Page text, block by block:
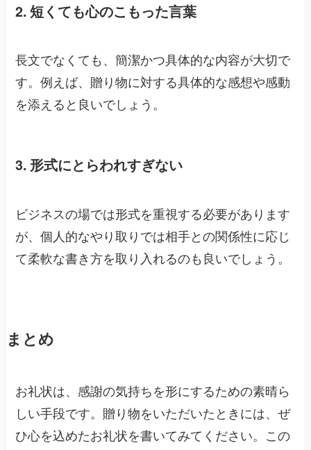
2. 短くても心のこもった言葉
長文でなくても、簡潔かつ具体的な内容が大切で
す。例えば、贈り物に対する具体的な感想や感動
を添えると良いでしょう。
3. 形式にとらわれすぎない
ビジネスの場では形式を重視する必要があります
が、個人的なやり取りでは相手との関係性に応じ
て柔軟な書き方を取り入れるのも良いでしょう。
まとめ
お礼状は、感謝の気持ちを形にするための素晴ら
しい手段です。贈り物をいただいたときには、ぜ
ひ心を込めたお礼状を書いてみてください。この